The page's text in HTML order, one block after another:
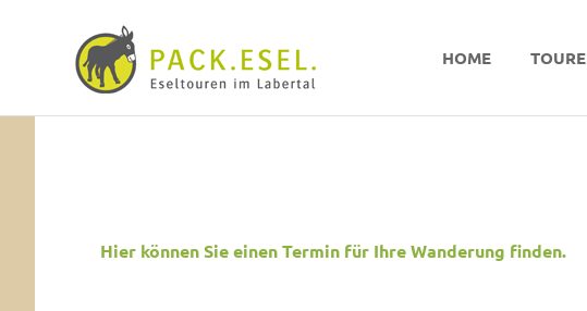
Pack-
Esel
HOME
Hier können Sie einen Termin für Ihre Wanderung finden.